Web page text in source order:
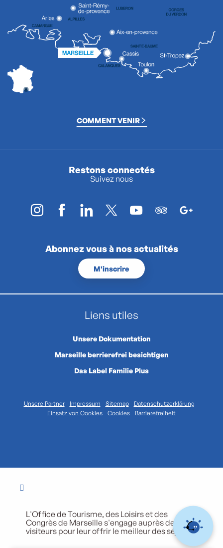
COMMENT VENIR
Restons connectés
Suivez nous
Abonnez vous à nos actualités
M'inscrire
Liens utiles
Unsere Dokumentation
Marseille berrierefrei besichtigen
Das Label Familie Plus
Unsere Partner Impressum Sitemap
Datenschutzerklärung
Einsatz von Cookies
Cookies Barrierefreiheit
L'Office de Tourisme, des Loisirs et des
Congrès de Marseille s'engage auprès de ses
visiteurs pour leur offrir le meilleur des séjours.